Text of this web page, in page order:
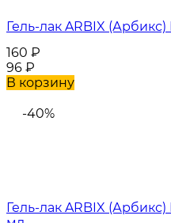
Гель-лак ARBIX
160 ₽
96 ₽
В корзину
-40%
Гель-лак ARBIX